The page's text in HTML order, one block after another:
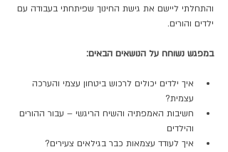
והתחלתי ליישם את גישת החינוך שפיתחתי בעבודה עם
ילדים והורים.
במפגש נשוחח על הנושאים הבאים:
איך ילדים יכולים לרכוש ביטחון עצמי והערכה
עצמית?
חשיבות האמפתיה והשיח הריגשי – עבור ההורים
והילדים
איך לעודד עצמאות כבר בגילאים צעירים?